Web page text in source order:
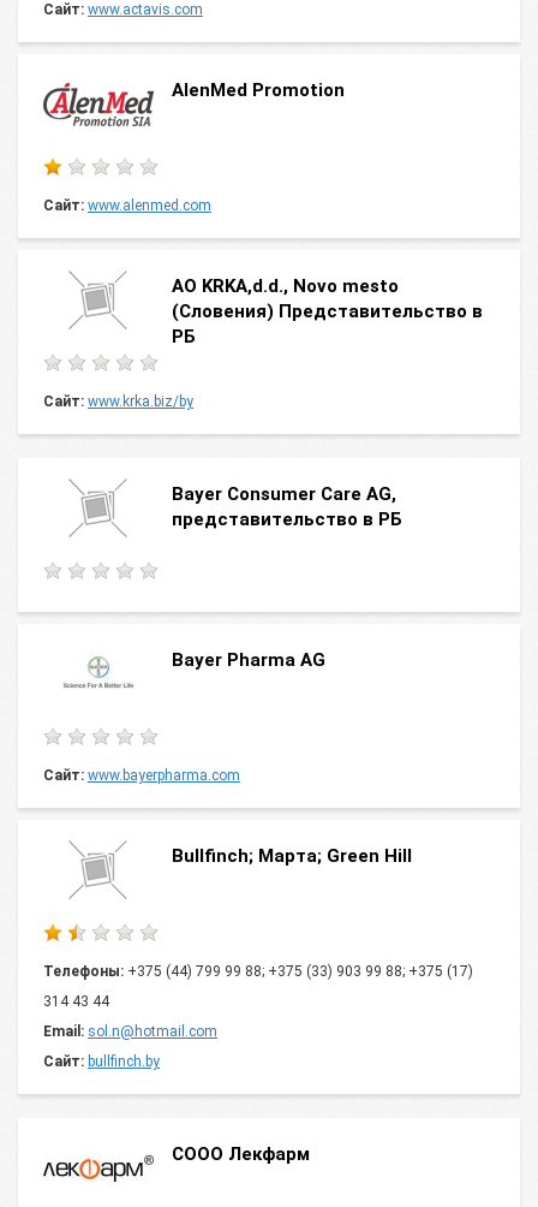
Сайт: www.actavis.com
AlenMed Promotion
Сайт: www.alenmed.com
AO KRKA,d.d., Novo mesto
(Словения) Представительство в
РБ
Сайт: www.krka.biz/by
Bayer Consumer Care AG,
представительство в РБ
Bayer Pharma AG
Сайт: www.bayerpharma.com
Bullfinch; Марта; Green Hill
Телефоны: +375 (44) 799 99 88; +375 (33) 903 99 88; +375 (17)
314 43 44
Email: sol.n@hotmail.com
Сайт: bullfinch.by
COOO Лекфарм